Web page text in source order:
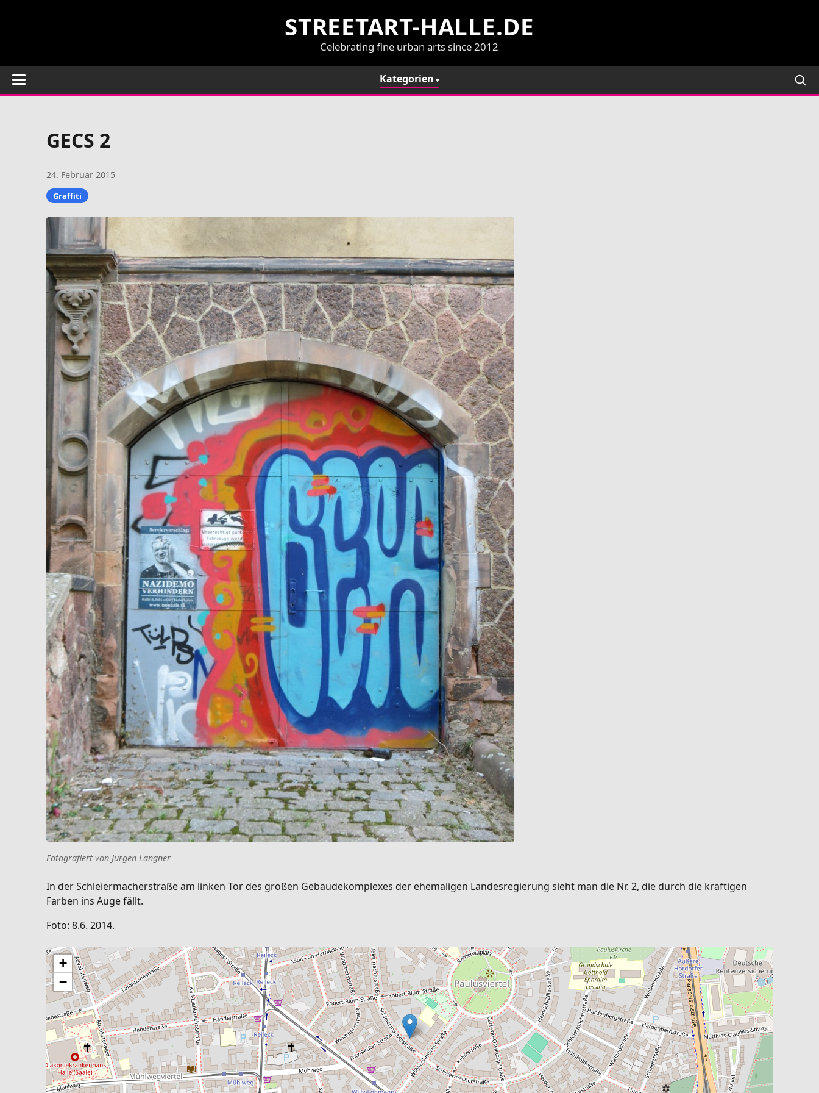
STREETART-HALLE.DE
Celebrating fine urban arts since 2012
Kategorien
GECS 2
24. Februar 2015
Graffiti
Fotografiert von Jürgen Langner
In der Schleiermacherstraße am linken Tor des großen Gebäudekomplexes der ehemaligen Landesregierung sieht man die Nr. 2, die durch die kräftigen
Farben ins Auge fällt.
Foto: 8.6. 2014.
+
−